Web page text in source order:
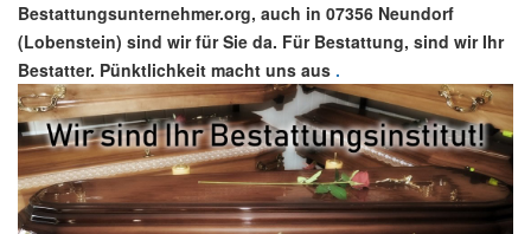
Bestattungsunternehmer.org, auch in 07356 Neundorf
(Lobenstein) sind wir für Sie da. Für Bestattung, sind wir Ihr
Bestatter. Pünktlichkeit macht uns aus .